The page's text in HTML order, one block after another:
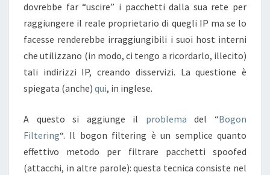
dovrebbe far “uscire” i pacchetti dalla sua rete per
raggiungere il reale proprietario di quegli IP ma se lo
facesse renderebbe irraggiungibili i suoi host interni
che utilizzano (in modo, ci tengo a ricordarlo, illecito)
tali indirizzi IP, creando disservizi. La questione è
spiegata (anche) qui, in inglese.
A questo si aggiunge il problema del “Bogon
Filtering“. Il bogon filtering è un semplice quanto
effettivo metodo per filtrare pacchetti spoofed
(attacchi, in altre parole): questa tecnica consiste nel